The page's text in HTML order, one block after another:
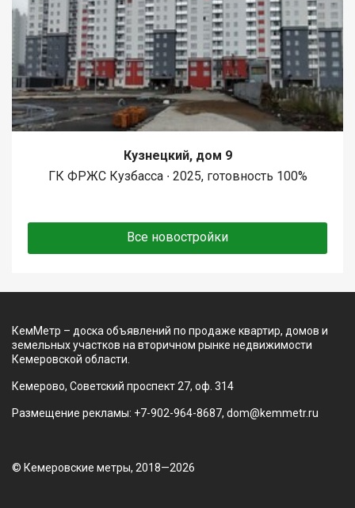
Кузнецкий, дом 9
ГК ФРЖС Кузбасса ∙ 2025, готовность 100%
Все новостройки
КемМетр – доска объявлений по продаже квартир, домов и
земельных участков на вторичном рынке недвижимости
Кемеровской области.
Кемерово, Советский проспект 27, оф. 314
Размещение рекламы: +7-902-964-8687, dom@kemmetr.ru
© Кемеровские метры, 2018—2026